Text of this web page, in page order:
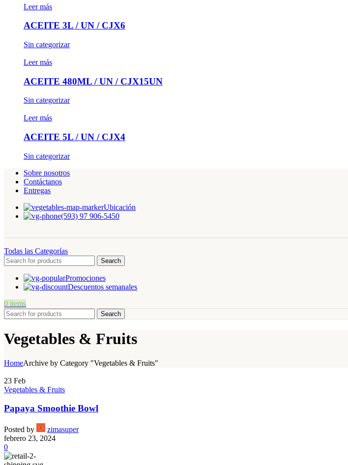
Leer más
ACEITE 3L / UN / CJX6
Sin categorizar
Leer más
ACEITE 480ML / UN / CJX15UN
Sin categorizar
Leer más
ACEITE 5L / UN / CJX4
Sin categorizar
Sobre nosotros
Contáctanos
Entregas
Ubicación
(593) 97 906-5450
Todas las Categorías
Search
Promociones
Descuentos semanales
0 items
Search
Vegetables & Fruits
HomeArchive by Category "Vegetables & Fruits"
23 Feb
Vegetables & Fruits
Papaya Smoothie Bowl
Posted by
zimasuper
febrero 23, 2024
0